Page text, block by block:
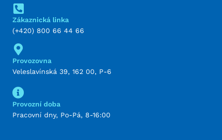
Zákaznická linka
(+420) 800 66 44 66
Provozovna
Veleslavínská 39, 162 00, P-6
Provozní doba
Pracovní dny, Po-Pá, 8-16:00